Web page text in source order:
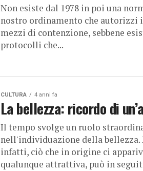
Non esiste dal 1978 in poi una
nostro ordinamento che autorizzi
mezzi di contenzione, sebbene
protocolli che...
CULTURA 4 anni fa
La bellezza: ricordo di
Il tempo svolge un ruolo
nell'individuazione della bellezza.
infatti, ciò che in origine ci
qualunque attrattiva, può in